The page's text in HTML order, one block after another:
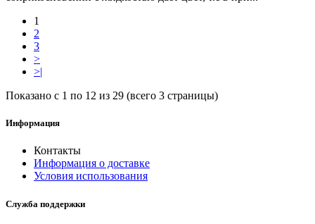
1
2
3
>
>|
Показано с 1 по 12 из 29 (всего 3 страницы)
Информация
Контакты
Информация о доставке
Условия использования
Служба поддержки